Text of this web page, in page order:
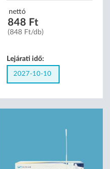
nettó
848 Ft
(848 Ft/db)
Lejárati idő:
2027-10-10